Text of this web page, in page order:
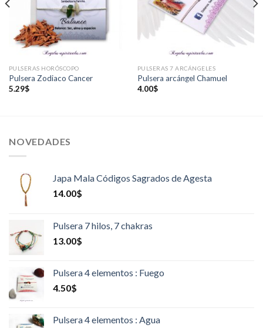
PULSERAS HORÓSCOPO
Pulsera Zodiaco Cancer
5.29$
PULSERAS 7 ARCÁNGELES
Pulsera arcángel Chamuel
4.00$
NOVEDADES
Japa Mala Códigos Sagrados de Agesta
14.00$
Pulsera 7 hilos, 7 chakras
13.00$
Pulsera 4 elementos : Fuego
4.50$
Pulsera 4 elementos : Agua